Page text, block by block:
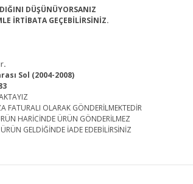
DÜŞÜNÜYORSANIZ
İRTİBATA GEÇEBİLİRSİNİZ.
.
Sol (2004-2008)
FATURALI OLARAK GÖNDERİLMEKTEDİR
HARİCİNDE ÜRÜN GÖNDERİLMEZ
GELDİĞİNDE İADE EDEBİLİRSİNİZ